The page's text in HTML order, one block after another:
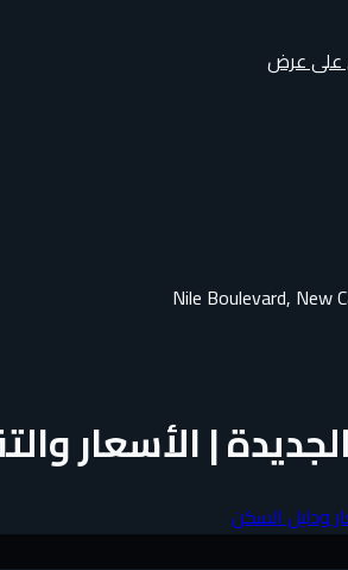
عرض
| الأسعار